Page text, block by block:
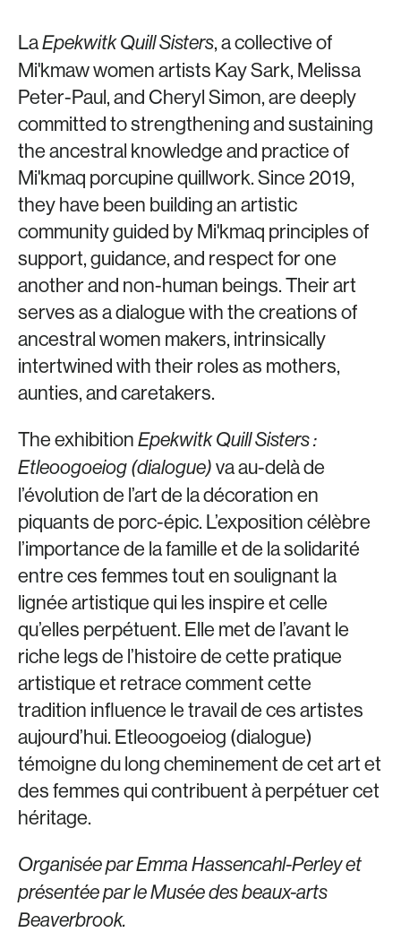
LaEpekwitk Quill Sisters, a collective of
Mi'kmaw women artists Kay Sark, Melissa
Peter-Paul, and Cheryl Simon, are deeply
committed to strengthening and sustaining
the ancestral knowledge and practice of
Mi'kmaq porcupine quillwork. Since 2019,
they have been building an artistic
community guided by Mi'kmaq principles of
support, guidance, and respect for one
another and non-human beings. Their art
serves as a dialogue with the creations of
ancestral women makers, intrinsically
intertwined with their roles as mothers,
aunties, and caretakers.
The exhibition Epekwitk Quill Sisters :
Etleoogoeiog (dialogue) va au-delà de
l’évolution de l’art de la décoration en
piquants de porc-épic. L’exposition célèbre
l’importance de la famille et de la solidarité
entre ces femmes tout en soulignant la
lignée artistique qui les inspire et celle
qu’elles perpétuent. Elle met de l’avant le
riche legs de l’histoire de cette pratique
artistique et retrace comment cette
tradition influence le travail de ces artistes
aujourd’hui. Etleoogoeiog (dialogue)
témoigne du long cheminement de cet art et
des femmes qui contribuent à perpétuer cet
héritage.
Organisée par Emma Hassencahl-Perley et
présentée par le Musée des beaux-arts
Beaverbrook.